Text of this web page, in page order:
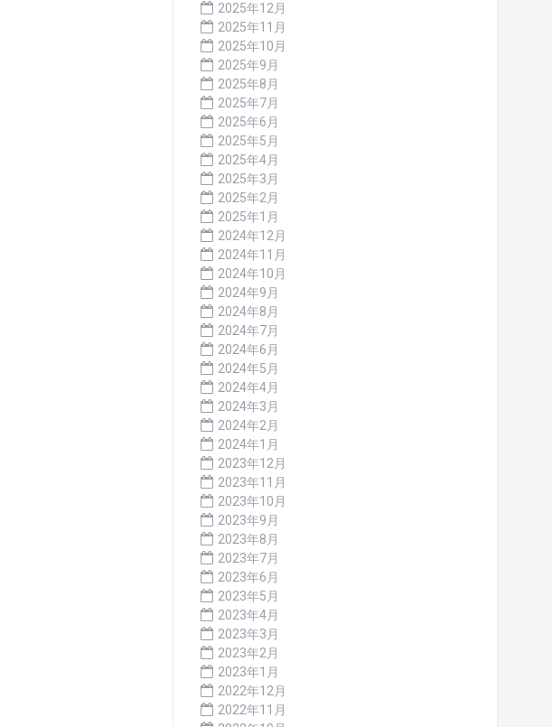
2025年12月
2025年11月
2025年10月
2025年9月
2025年8月
2025年7月
2025年6月
2025年5月
2025年4月
2025年3月
2025年2月
2025年1月
2024年12月
2024年11月
2024年10月
2024年9月
2024年8月
2024年7月
2024年6月
2024年5月
2024年4月
2024年3月
2024年2月
2024年1月
2023年12月
2023年11月
2023年10月
2023年9月
2023年8月
2023年7月
2023年6月
2023年5月
2023年4月
2023年3月
2023年2月
2023年1月
2022年12月
2022年11月